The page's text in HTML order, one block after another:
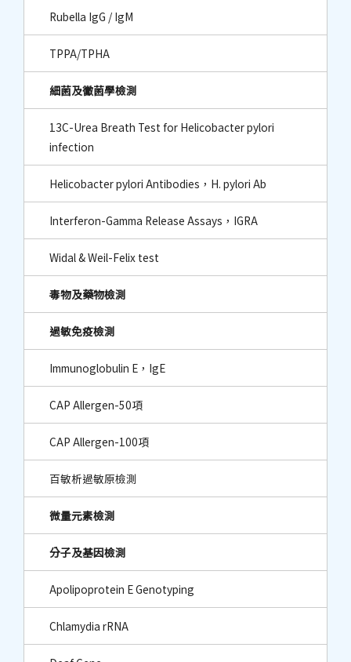
Rubella IgG / IgM
TPPA/TPHA
細菌及黴菌學檢測
13C-Urea Breath Test for Helicobacter pylori
infection
Helicobacter pylori Antibodies，H. pylori Ab
Interferon-Gamma Release Assays，IGRA
Widal & Weil-Felix test
毒物及藥物檢測
過敏免疫檢測
Immunoglobulin E，IgE
CAP Allergen-50項
CAP Allergen-100項
百敏析過敏原檢測
微量元素檢測
分子及基因檢測
Apolipoprotein E Genotyping
Chlamydia rRNA